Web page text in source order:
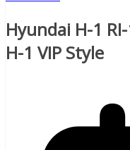
Hyundai H-1
H-1 VIP Style